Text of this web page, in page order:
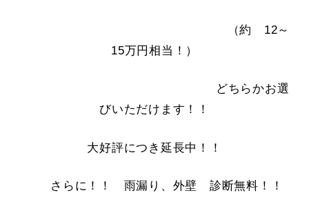
（約 12～
15万円相当！）
どちらかお選
びいただけます！！
大好評につき延長中！！
さらに！！ 雨漏り、外壁 診断無料！！